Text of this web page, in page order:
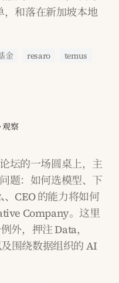
和落在新加坡本地
金 resaro
temus
观察
坛的一场圆桌上，主
题：如何选模型、下
CEO 的能力将如何
Company。这里
外，押注 Data，
围绕数据组织的 AI